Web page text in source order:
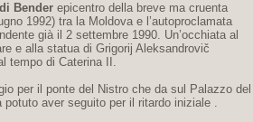
Bender epicentro della breve ma cruenta
1992) tra la Moldova e l’autoproclamata
già il 2 settembre 1990. Un’occhiata al
e alla statua di Grigorij Aleksandrovič
tempo di Caterina II.
per il ponte del Nistro che da sul Palazzo del
potuto aver seguito per il ritardo iniziale .